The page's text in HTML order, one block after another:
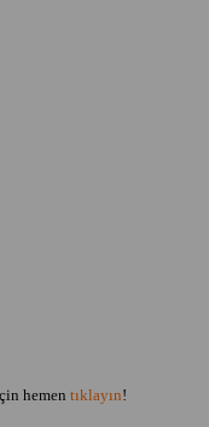
hemen tıklayın!